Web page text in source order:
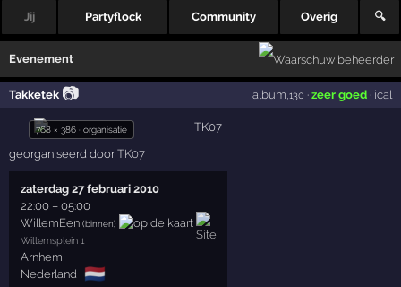
Jij Partyflock Community Overig 🔍
Evenement
Takketek 📷 album ,130 · zeer goed· ical
768 × 386 · organisatie
georganiseerd doorTK07
zaterdag 27 februari 2010
22:00 –05:00
WillemEen (binnen)
Willemsplein 1
Arnhem
Nederland
🇳🇱